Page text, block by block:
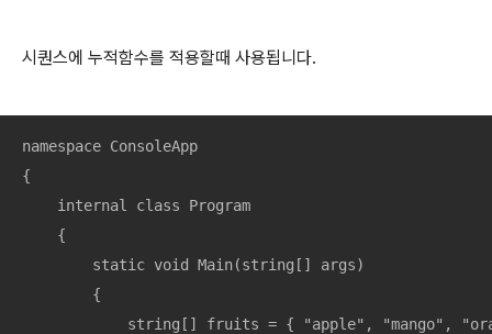
시퀀스에 누적함수를 적용할때 사용됩니다.
namespace ConsoleApp
{
internal class Program
{
static void Main(string[] args)
{
string[] fruits = { "apple", "mango",